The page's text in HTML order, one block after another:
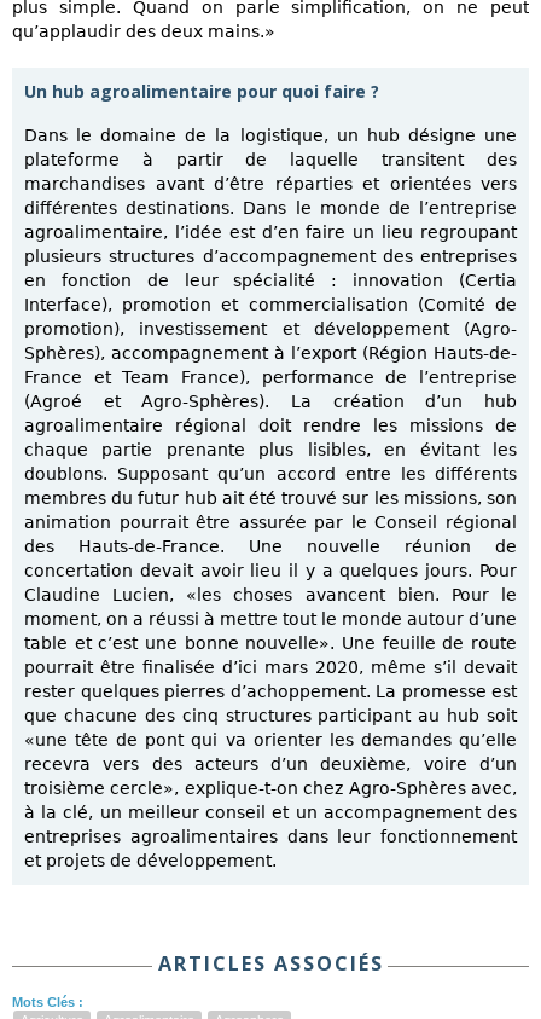
plus simple. Quand on parle simplification, on ne peut
qu’applaudir des deux mains.»
Un hub agroalimentaire pour quoi faire ?
Dans le domaine de la logistique, un hub désigne une
plateforme à partir de laquelle transitent des
marchandises avant d’être réparties et orientées vers
différentes destinations. Dans le monde de l’entreprise
agroalimentaire, l’idée est d’en faire un lieu regroupant
plusieurs structures d’accompagnement des entreprises
en fonction de leur spécialité : innovation (Certia
Interface), promotion et commercialisation (Comité de
promotion), investissement et développement (Agro-
Sphères), accompagnement à l’export (Région Hauts-de-
France et Team France), performance de l’entreprise
(Agroé et Agro-Sphères). La création d’un hub
agroalimentaire régional doit rendre les missions de
chaque partie prenante plus lisibles, en évitant les
doublons. Supposant qu’un accord entre les différents
membres du futur hub ait été trouvé sur les missions, son
animation pourrait être assurée par le Conseil régional
des Hauts-de-France. Une nouvelle réunion de
concertation devait avoir lieu il y a quelques jours. Pour
Claudine Lucien, «les choses avancent bien. Pour le
moment, on a réussi à mettre tout le monde autour d’une
table et c’est une bonne nouvelle». Une feuille de route
pourrait être finalisée d’ici mars 2020, même s’il devait
rester quelques pierres d’achoppement. La promesse est
que chacune des cinq structures participant au hub soit
«une tête de pont qui va orienter les demandes qu’elle
recevra vers des acteurs d’un deuxième, voire d’un
troisième cercle», explique-t-on chez Agro-Sphères avec,
à la clé, un meilleur conseil et un accompagnement des
entreprises agroalimentaires dans leur fonctionnement
et projets de développement.
ARTICLES ASSOCIÉS
Mots Clés :